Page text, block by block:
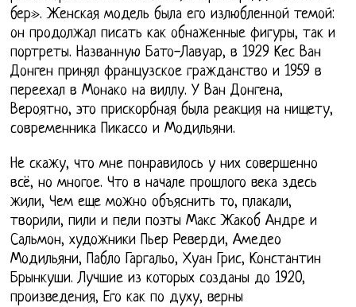
бер». Женская модель была его излюбленной темой:
он продолжал писать как обнаженные фигуры, так и
портреты. Названную Бато-Лавуар, в 1929 Кес Ван
Донген принял французское гражданство и 1959 в
переехал в Монако на виллу. У Ван Донгена,
Вероятно, это прискорбная была реакция на нищету,
современника Пикассо и Модильяни.
Не скажу, что мне понравилось у них совершенно
всё, но многое. Что в начале прошлого века здесь
жили, Чем еще можно объяснить то, плакали,
творили, пили и пели поэты Макс Жакоб Андре и
Сальмон, художники Пьер Реверди, Амедео
Модильяни, Пабло Гаргальо, Хуан Грис, Константин
Брынкуши. Лучшие из которых созданы до 1920,
произведения, Его как по духу, верны